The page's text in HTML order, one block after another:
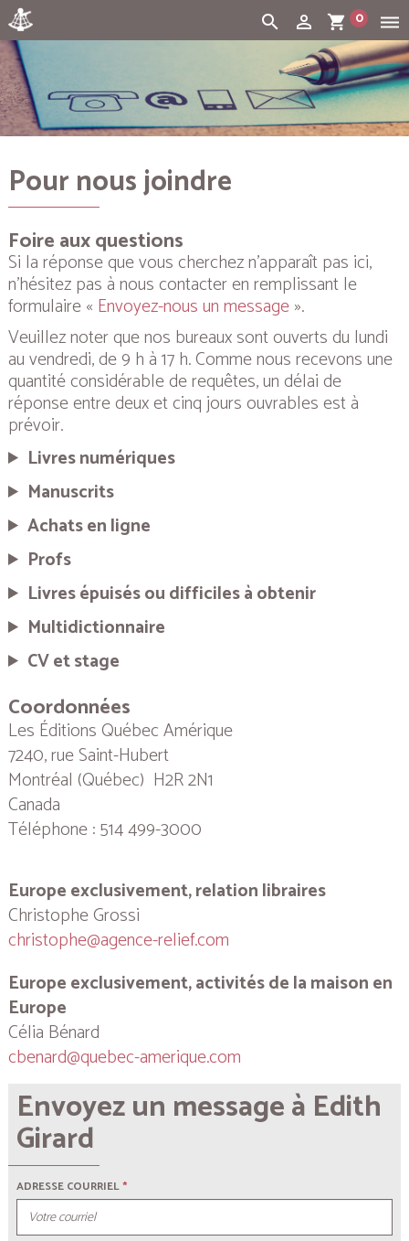
dehaze
shopping_cart 0
person_outline
search
Cart:
Pour nous joindre
Foire aux questions
Si la réponse que vous cherchez n’apparaît pas ici,
n’hésitez pas à nous contacter en remplissant le
formulaire « Envoyez-nous un message».
Veuillez noter que nos bureaux sont ouverts du lundi
au vendredi, de 9 h à 17 h. Comme nous recevons une
quantité considérable de requêtes, un délai de
réponse entre deux et cinq jours ouvrables est à
prévoir.
Livres numériques
Manuscrits
Achats en ligne
Profs
Livres épuisés ou difficiles à obtenir
Multidictionnaire
CV et stage
Coordonnées
Les Éditions Québec Amérique
7240, rue Saint-Hubert
Montréal (Québec) H2R 2N1
Canada
Téléphone : 514 499-3000
Europe exclusivement, relation libraires
Christophe Grossi
christophe@agence-relief.com
Europe exclusivement, activités de la maison en
Europe
Célia Bénard
cbenard@quebec-amerique.com
Envoyez un message à Edith
Girard
ADRESSE COURRIEL*